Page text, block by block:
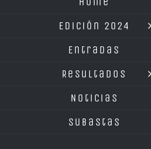
Edición 2024
Entradas
Resultados
Noticias
Subastas